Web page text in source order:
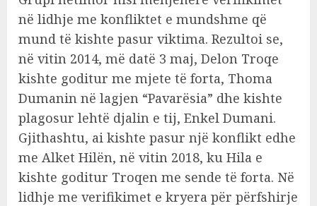
në lidhje me konfliktet e mundshme që
mund të kishte pasur viktima. Rezultoi se,
në vitin 2014, më datë 3 maj, Delon Troqe
kishte goditur me mjete të forta, Thoma
Dumanin në lagjen “Pavarësia” dhe kishte
plagosur lehtë djalin e tij, Enkel Dumani.
Gjithashtu, ai kishte pasur një konflikt edhe
me Alket Hilën, në vitin 2018, ku Hila e
kishte goditur Troqen me sende të forta. Në
lidhje me verifikimet e kryera për përfshirje